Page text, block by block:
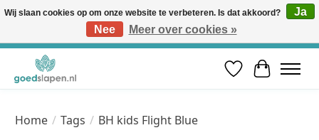
Vóór 12u besteld, volgende werkdag in huis* | Gratis verzending vanaf €50 | Professioneel slaapadvies
Verlanglijst
Home / Tags / BH kids Flight Blue
Wij slaan cookies op om onze website te verbeteren. Is dat akkoord?
Ja
Nee
Meer over cookies »